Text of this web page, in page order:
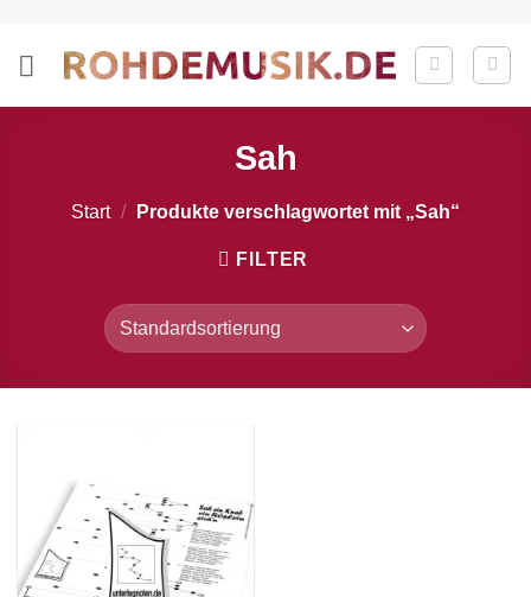
springen
Sah
Start / Produkte verschlagwortet mit „Sah“
FILTER